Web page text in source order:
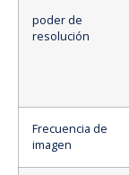
poder de
resolución
Frecuencia de
imagen